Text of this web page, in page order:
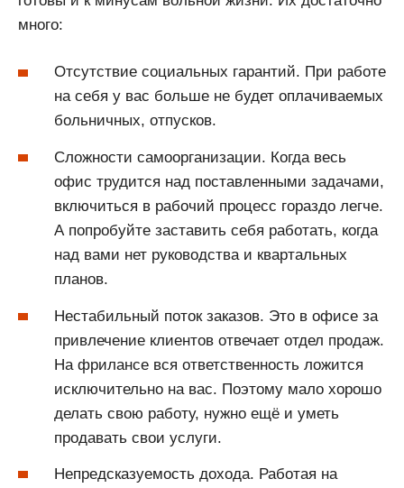
много:
Отсутствие социальных гарантий. При работе
на себя у вас больше не будет оплачиваемых
больничных, отпусков.
Сложности самоорганизации. Когда весь
офис трудится над поставленными задачами,
включиться в рабочий процесс гораздо легче.
А попробуйте заставить себя работать, когда
над вами нет руководства и квартальных
планов.
Нестабильный поток заказов. Это в офисе за
привлечение клиентов отвечает отдел продаж.
На фрилансе вся ответственность ложится
исключительно на вас. Поэтому мало хорошо
делать свою работу, нужно ещё и уметь
продавать свои услуги.
Непредсказуемость дохода. Работая на